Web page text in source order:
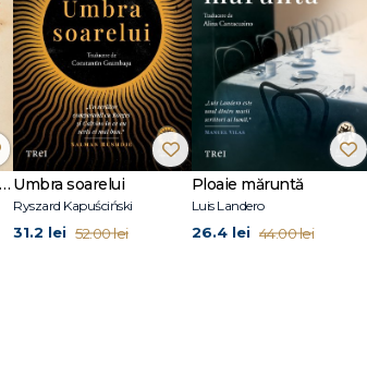
a scris un volum de memorialistică despre
Vânzările excelente ale cărții i-au permis să se
i-au mărit popularitatea. Pasionat de mitologia antică,
Claudius Zeul.
E mai ușor să mori decât să iubești (seria Cvartetul Otoman, vol.3) Umbra soarelui
Ryszard Kapuściński
31.2 lei 52.00 lei
Ploaie măruntă
Luis Landero
26.4 lei 44.00 lei